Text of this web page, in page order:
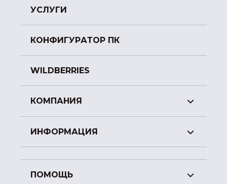
УСЛУГИ
КОНФИГУРАТОР ПК
WILDBERRIES
КОМПАНИЯ
ИНФОРМАЦИЯ
ПОМОЩЬ